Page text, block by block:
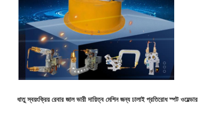
ধাতু স্বয়ংক্রিয় রেবার জাল ভারী দায়িত্ব মেশিন জন্য ঢালাই প্রতিরোধ স্পট ওয়েল্ডার